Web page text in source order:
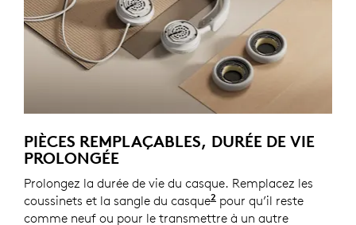
PIÈCES REMPLAÇABLES, DURÉE DE VIE
PROLONGÉE
Prolongez la durée de vie du casque. Remplacez les
coussinets et la sangle du casque2 Les pièces de
pour qu’il reste
comme neuf ou pour le transmettre à un autre